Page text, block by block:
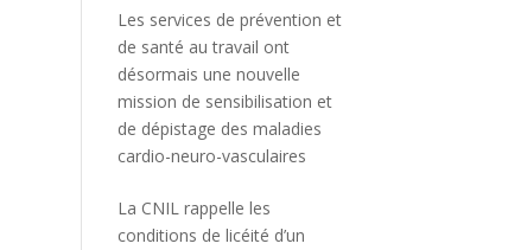
Les services de prévention et
de santé au travail ont
désormais une nouvelle
mission de sensibilisation et
de dépistage des maladies
cardio-neuro-vasculaires
La CNIL rappelle les
conditions de licéité d’un